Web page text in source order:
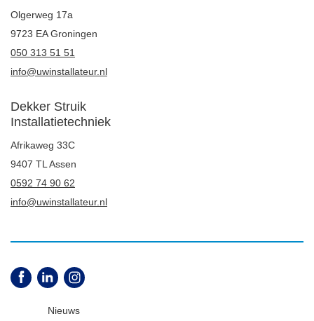
Olgerweg 17a
9723 EA Groningen
050 313 51 51
info@uwinstallateur.nl
Dekker Struik
Installatietechniek
Afrikaweg 33C
9407 TL Assen
0592 74 90 62
info@uwinstallateur.nl
Nieuws